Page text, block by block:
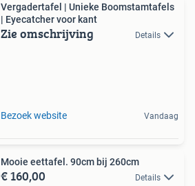
Vergadertafel | Unieke Boomstamtafels
| Eyecatcher voor kant
Zie omschrijving Details
Bezoek website Vandaag
Mooie eettafel. 90cm bij 260cm
€ 160,00 Details